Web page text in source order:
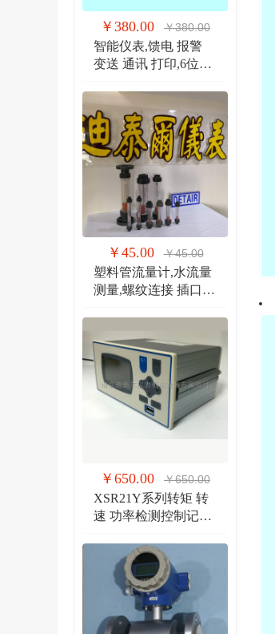
￥380.00 ￥380.00
智能仪表,馈电 报警
变送 通讯 打印,6位显
￥45.00 ￥45.00
塑料管流量计,水流量
测量,螺纹连接 插口连
￥650.00 ￥650.00
XSR21Y系列转矩 转
速 功率检测控制记录